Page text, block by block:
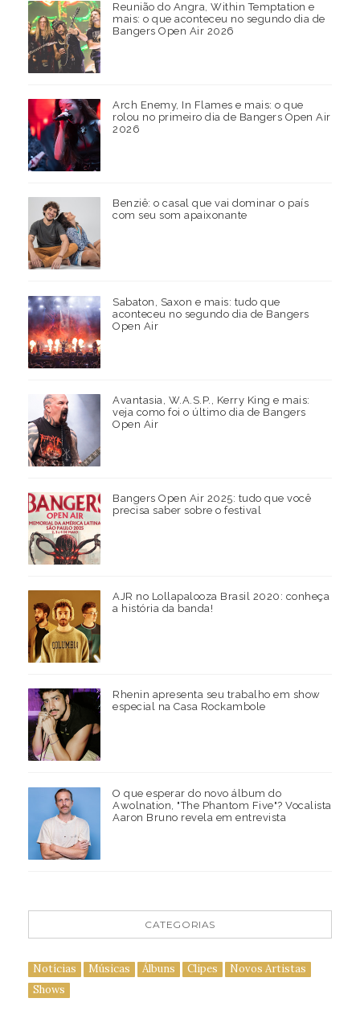
Reunião do Angra, Within Temptation e
mais: o que aconteceu no segundo dia de
Bangers Open Air 2026
Arch Enemy, In Flames e mais: o que
rolou no primeiro dia de Bangers Open Air
2026
Benziê: o casal que vai dominar o país
com seu som apaixonante
Sabaton, Saxon e mais: tudo que
aconteceu no segundo dia de Bangers
Open Air
Avantasia, W.A.S.P., Kerry King e mais:
veja como foi o último dia de Bangers
Open Air
Bangers Open Air 2025: tudo que você
precisa saber sobre o festival
AJR no Lollapalooza Brasil 2020: conheça
a história da banda!
Rhenin apresenta seu trabalho em show
especial na Casa Rockambole
O que esperar do novo álbum do
Awolnation, "The Phantom Five"? Vocalista
Aaron Bruno revela em entrevista
CATEGORIAS
Notícias Músicas Álbuns Clipes
Novos Artistas
Shows